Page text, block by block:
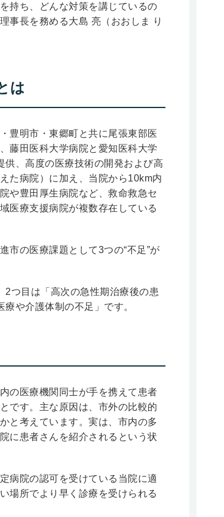
持ち、どんな対策を講じているの
事長を務める大島 亮（おおしま り
は
豊明市・東郷町と共に尾張東部医
藤田医科大学病院と愛知医科大学
、高度の医療技術の開発および高
た病院）に加え、当院から10km内
や豊田厚生病院など、救命救急セ
医療支援病院が複数存在している
市の医療課題として3つの“不足”が
つ目は「高次の急性期治療後の患
や介護体制の不足」です。
の医療機関同士が手を携えて患者
です。主な原因は、市外の比較的
と考えています。実は、市内の多
に患者さんを紹介されるという状
病院の認可を受けている当院に適
場所でより早く診療を受けられる